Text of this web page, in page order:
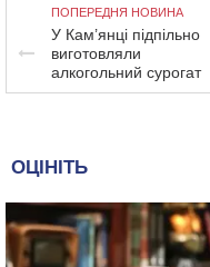
ПОПЕРЕДНЯ НОВИНА
У Кам’янці підпільно
виготовляли
алкогольний сурогат